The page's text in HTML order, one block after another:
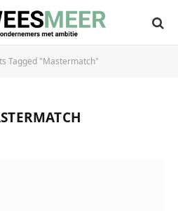
Tagged "Mastermatch"